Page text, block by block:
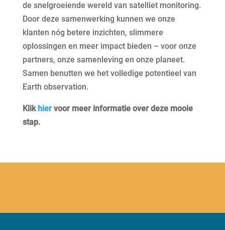
de snelgroeiende wereld van satelliet monitoring.
Door deze samenwerking kunnen we onze
klanten nóg betere inzichten, slimmere
oplossingen en meer impact bieden – voor onze
partners, onze samenleving en onze planeet.
Samen benutten we het volledige potentieel van
Earth observation.
Klik hiervoor meer informatie over deze mooie
stap.